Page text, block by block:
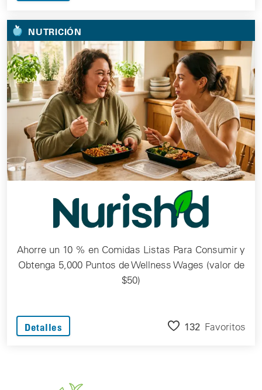
NUTRICIÓN
Ahorre un 10 % en Comidas Listas Para Consumir y
Obtenga 5,000 Puntos de Wellness Wages (valor de
$50)
Detalles 132 Favoritos